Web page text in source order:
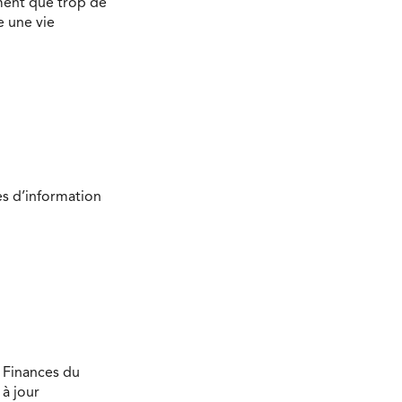
que trop de
une vie
d’information
du
à jour